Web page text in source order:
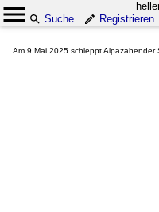
Suche
Registrieren
Am 9 Mai 2025 schleppt